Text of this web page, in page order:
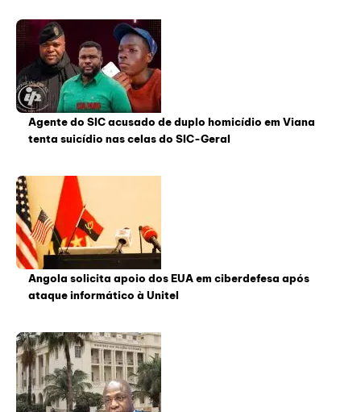
Agente do SIC acusado de duplo homicídio em Viana
tenta suicídio nas celas do SIC-Geral
Angola solicita apoio dos EUA em ciberdefesa após
ataque informático à Unitel